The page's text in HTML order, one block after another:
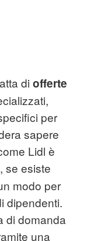
di offerte
per
sapere
Lidl è
, se esiste
modo per
dipendenti.
di domanda
una